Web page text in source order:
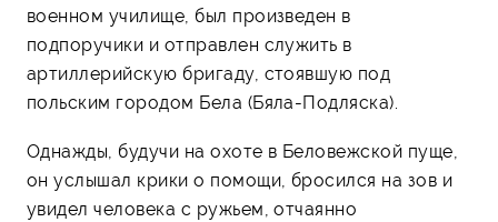
военном училище, был произведен в
подпоручики и отправлен служить в
артиллерийскую бригаду, стоявшую под
польским городом Бела (Бяла-Подляска).
Однажды, будучи на охоте в Беловежской пуще,
он услышал крики о помощи, бросился на зов и
увидел человека с ружьем, отчаянно